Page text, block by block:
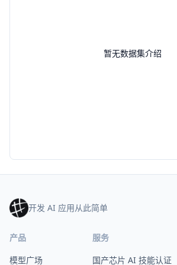
暂无数据集介绍
开发 AI 应用从此简单
产品
模型广场
服务
国产芯片 AI 技能认证